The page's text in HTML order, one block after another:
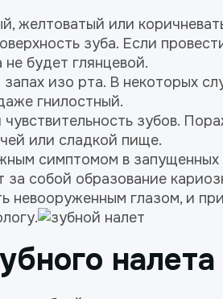
желтоватый или
зуба. Если
не будет глянцевой.
изо рта. В некоторых
гнилостный.
зубов.
или сладкой пище.
симптомом в запущенных
за собой образование
невооруженным глазом, и
налета